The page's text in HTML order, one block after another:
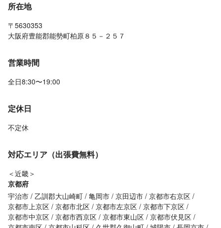
所在地
〒5630353
大阪府豊能郡能勢町柏原８５－２５７
営業時間
全日8:30〜19:00
定休日
不定休
対応エリア（出張費無料）
＜近畿＞
京都府
宇治市 乙訓郡大山崎町 亀岡市 京田辺市 京都市右京区
京都市上京区 京都市北区 京都市左京区 京都市下京区
京都市中京区 京都市西京区 京都市東山区 京都市伏見区